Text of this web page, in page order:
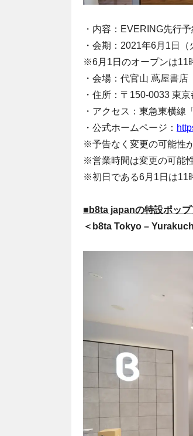
・内容：EVERING先行
・会期：2021年6月1日
※6月1日のオープンは11
・会場：代官山 蔦屋書店
・住所：〒150-0033 東
・アクセス：東急東横線
・公式ホームページ：
※予告なく変更の可能性
※営業時間は変更の可能
※初日である6月1日は11
■b8ta japanの特設ポッ
＜b8ta Tokyo –